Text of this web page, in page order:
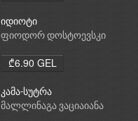
იდიოტი
ფიოდორ დოსტოევსკი
₾6.90 GEL
კამა-სუტრა
მალლინაგა ვაციაიანა